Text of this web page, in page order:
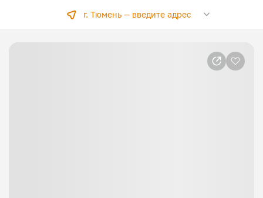
г. Тюмень — введите адрес